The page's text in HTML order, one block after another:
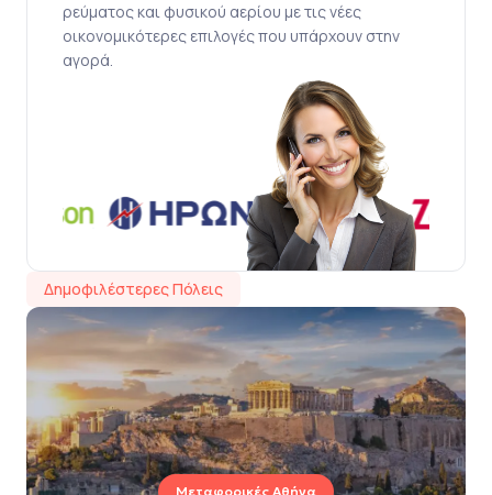
ρεύματος και φυσικού αερίου με τις νέες
οικονομικότερες επιλογές που υπάρχουν στην
αγορά.
Δημοφιλέστερες Πόλεις
Μεταφορικές Αθήνα